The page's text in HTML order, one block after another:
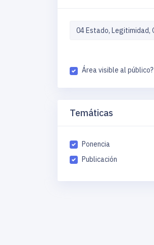
Área visible al público?
Temáticas
Ponencia
Publicación